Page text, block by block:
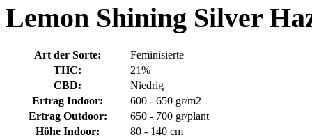
Lemon Shining Silver
Art der Sorte:
Feminisierte
THC:
21%
CBD:
Niedrig
Ertrag Indoor:
600 - 650 gr/m2
Ertrag Outdoor:
650 - 700 gr/plant
Höhe Indoor:
80 - 140 cm